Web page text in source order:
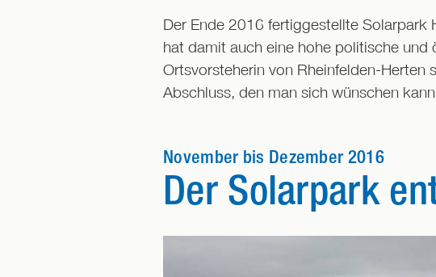
Der Ende 2016 fertiggestellte Solarpark
hat damit auch eine hohe politische
Ortsvorsteherin von Rheinfelden-Herten
Abschluss, den man sich wünschen
November bis Dezember 2016
Der Solarpark